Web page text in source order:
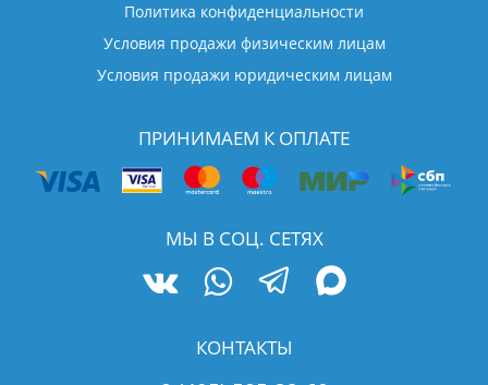
Политика конфиденциальности
Условия продажи физическим лицам
Условия продажи юридическим лицам
ПРИНИМАЕМ К ОПЛАТЕ
МЫ В СОЦ. СЕТЯХ
КОНТАКТЫ